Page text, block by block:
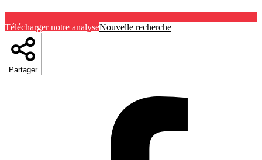
Télécharger notre analyseNouvelle recherche
Partager